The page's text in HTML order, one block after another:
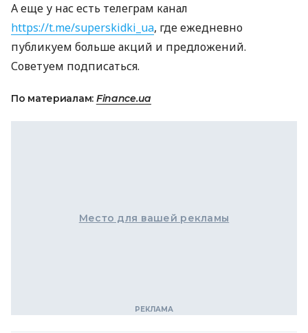
А еще у нас есть телеграм канал
https://t.me/superskidki_ua, где ежедневно
публикуем больше акций и предложений.
Советуем подписаться.
По материалам: Finance.ua
Место для вашей рекламы